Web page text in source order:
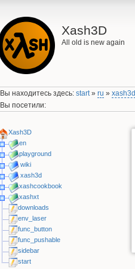
Xash3D
All old is new again
Вы находитесь здесь:start»ru »xash3d
Вы посетили:
Xash3D
en
playground
wiki
xash3d
xashcookbook
xashxt
downloads
env_laser
func_button
func_pushable
sidebar
start